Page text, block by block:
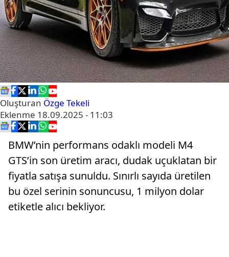
Oluşturan Özge Tekeli
Eklenme 18.09.2025 - 11:03
BMW’nin performans odaklı modeli M4
GTS’in son üretim aracı, dudak uçuklatan bir
fiyatla satışa sunuldu. Sınırlı sayıda üretilen
bu özel serinin sonuncusu, 1 milyon dolar
etiketle alıcı bekliyor.